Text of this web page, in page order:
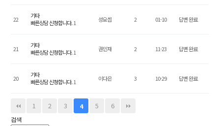
22
기타
빠른상담 신청합니다.1 성요셉 2 01-10 답변 완료
21
기타
빠른상담 신청합니다.1 권민재 2 11-23 답변 완료
20
기타
빠른상담 신청합니다.1 이다은 3 10-29 답변 완료
1 2 3 4 5 6
검색